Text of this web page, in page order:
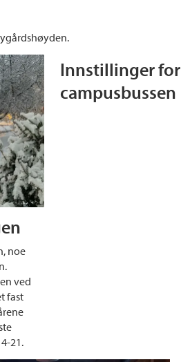
noe
ved
fast
21.
Innstillinger for
campusbussen